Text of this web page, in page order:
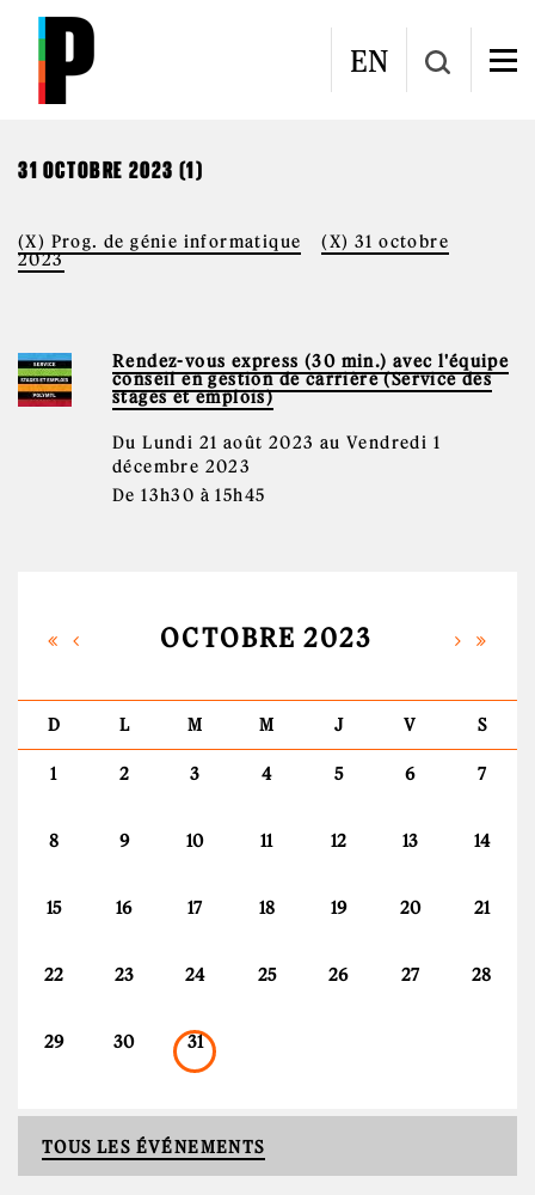
Aller au contenu principal
EN
CALENDRIER
31 OCTOBRE 2023 (1)
(X) Prog. de génie informatique
(X) 31 octobre
2023
Rendez-vous express (30 min.) avec l'équipe
conseil en gestion de carrière (Service des
stages et emplois)
Du Lundi 21 août 2023 au Vendredi 1
décembre 2023
De 13h30 à 15h45
OCTOBRE 2023
D L M M J V S
1 2 3 4 5 6 7
8 9 10 11 12 13 14
15 16 17 18 19 20 21
22 23 24 25 26 27 28
29 30 31
TOUS LES ÉVÉNEMENTS